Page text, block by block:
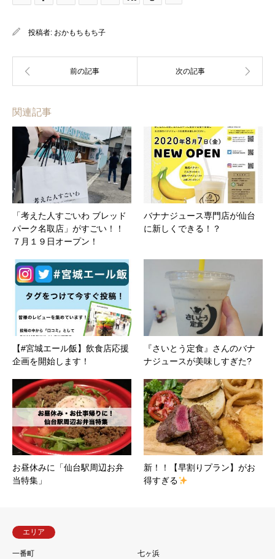
投稿者: おかもちもち子
関連記事
「考えた人すごいわ ブレッド
パーク名取店」がすごい！！
７月１９日オープン！
バナナジュース専門店が仙台
に新しくできる！？
【#宮城エール飯】飲食店応援
企画を開始します！
『さいとう定食』さんのバナ
ナジュースが美味しすぎた?
お昼休みに「仙台駅周辺お弁
当特集」
新！！【早割りプラン】がお
得すぎる
エリア
一番町
七ヶ浜